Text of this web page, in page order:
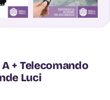
+ Telecomando
Luci